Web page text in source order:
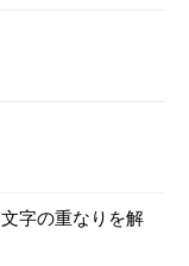
字の重なりを解